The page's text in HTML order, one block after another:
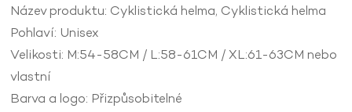
Název produktu: Cyklistická helma, Cyklistická helma
Pohlaví: Unisex
Velikosti: M:54-58CM / L:58-61CM / XL:61-63CM nebo
vlastní
Barva a logo: Přizpůsobitelné